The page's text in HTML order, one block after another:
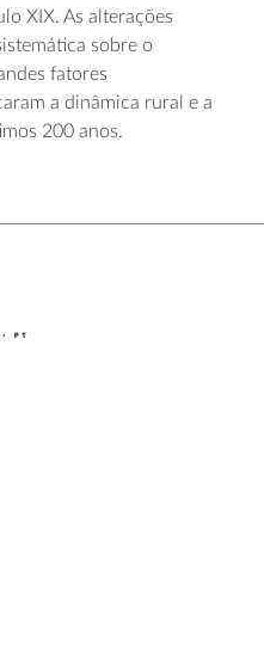
XIX. As alterações
sobre o
fatores
a dinâmica rural e a
200 anos.